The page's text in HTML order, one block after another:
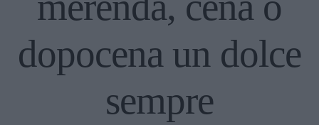
dopocena un dolce
sempre